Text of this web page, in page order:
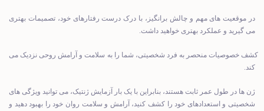
در موقعیت های مهم و چالش برانگیز، با درک درست رفتارهای خود، تصمیمات بهتری
می گیرید و عملکرد بهتری خواهید داشت.
کشف خصوصیات منحصر به فرد شخصیتی، شما را به سلامت و آرامش روحی نزدیک می
کند.
ژن ها در طول عمر ثابت هستند، بنابراین با یک بار آزمایش ژنتیک، می توانید ویژگی های
شخصیتی و استعدادهای خود را کشف کنید، آرامش و سلامت روان خود را بهبود دهید و